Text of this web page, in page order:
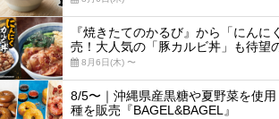
『焼きたてのかるび』から「にんに
売！大人気の「豚カルビ丼」も待望
8月6日(木) 〜
8/5〜｜沖縄県産黒糖や夏野菜を使
種を販売『BAGEL&BAGEL』